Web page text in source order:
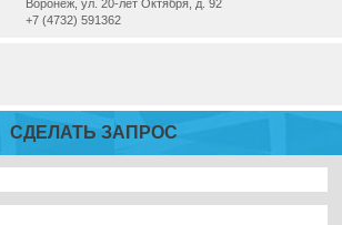
Воронеж, ул. 20-лет Октября, д. 92
+7 (4732) 591362
СДЕЛАТЬ ЗАПРОС